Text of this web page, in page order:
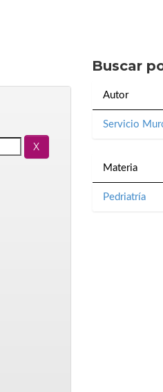
Buscar
Autor
Servicio
Materia
Pedriatría